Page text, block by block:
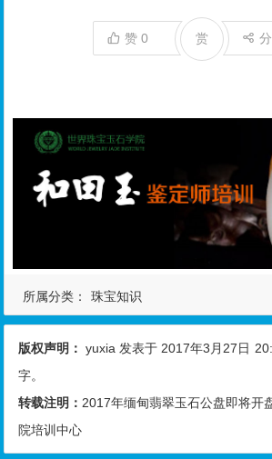
赞0 赏
所属分类： 珠宝知识
版权声明： yuxia 发表于 2017年3月27日
字。
转载注明：2017年缅甸翡翠玉石公盘即将开
院培训中心